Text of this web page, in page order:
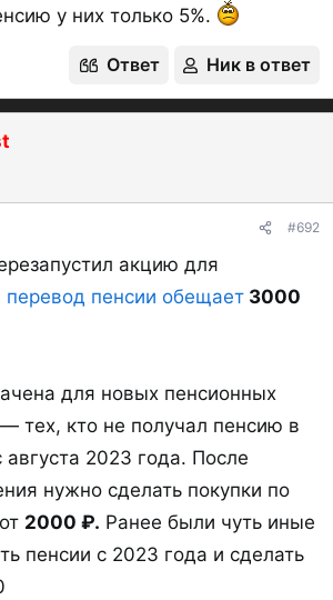
НС«Пенсионный старт»-
остаток до 15 млн руб
СберПервый, Sber Private
СберБлиже, Активная выгода
предложения
можно получать пенсию в
(вверху справа) —
жителей региона — Гражданам.
низ, там ищем "Выбор
у них только 5%.
Ответ Ник в ответ
#692
акцию для
перевод пенсии обещает 3000
для новых пенсионных
тех, кто не получал пенсию в
2023 года. После
нужно сделать покупки по
2000 ₽. Ранее были чуть иные
пенсии с 2023 года и сделать